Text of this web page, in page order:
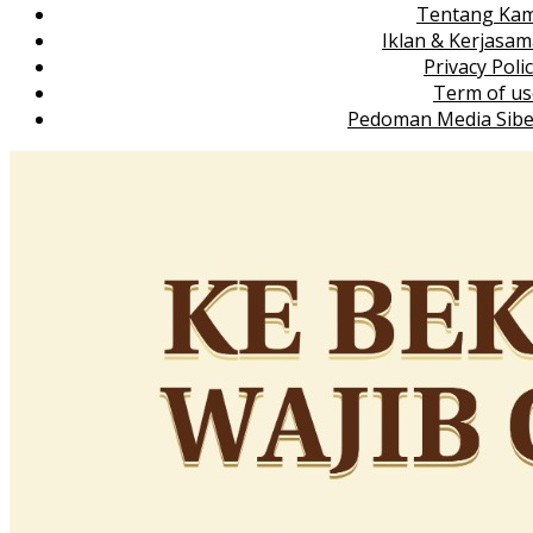
Tentang
Iklan &
Privacy
Term of
Pedoman Media